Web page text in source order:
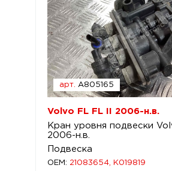
арт. A805165
Volvo FL FL II 2006-н.в.
Кран уровня подвески
2006-н.в.
Подвеска
OEM: 21083654, K019819